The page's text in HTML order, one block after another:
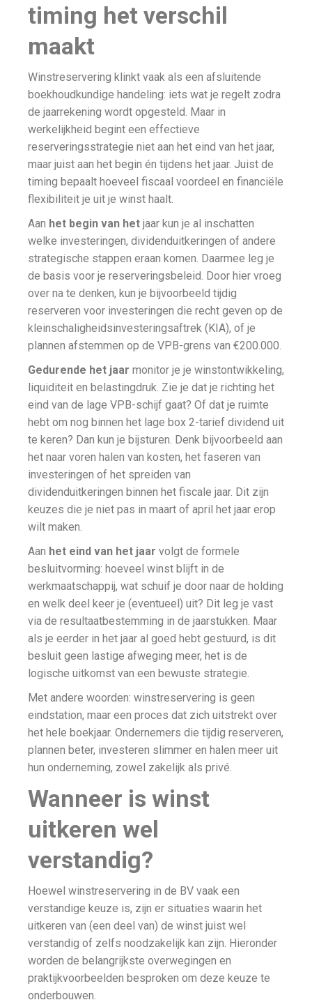
timing het verschil
maakt
Winstreservering klinkt vaak als een afsluitende
boekhoudkundige handeling: iets wat je regelt zodra
de jaarrekening wordt opgesteld. Maar in
werkelijkheid begint een effectieve
reserveringsstrategie niet aan het eind van het jaar,
maar juist aan het begin én tijdens het jaar. Juist de
timing bepaalt hoeveel fiscaal voordeel en financiële
flexibiliteit je uit je winst haalt.
Aan het begin van het jaar kun je al inschatten
welke investeringen, dividenduitkeringen of andere
strategische stappen eraan komen. Daarmee leg je
de basis voor je reserveringsbeleid. Door hier vroeg
over na te denken, kun je bijvoorbeeld tijdig
reserveren voor investeringen die recht geven op de
kleinschaligheidsinvesteringsaftrek (KIA), of je
plannen afstemmen op de VPB-grens van €200.000.
Gedurende het jaar monitor je je winstontwikkeling,
liquiditeit en belastingdruk. Zie je dat je richting het
eind van de lage VPB-schijf gaat? Of dat je ruimte
hebt om nog binnen het lage box 2-tarief dividend uit
te keren? Dan kun je bijsturen. Denk bijvoorbeeld aan
het naar voren halen van kosten, het faseren van
investeringen of het spreiden van
dividenduitkeringen binnen het fiscale jaar. Dit zijn
keuzes die je niet pas in maart of april het jaar erop
wilt maken.
Aan het eind van het jaar volgt de formele
besluitvorming: hoeveel winst blijft in de
werkmaatschappij, wat schuif je door naar de holding
en welk deel keer je (eventueel) uit? Dit leg je vast
via de resultaatbestemming in de jaarstukken. Maar
als je eerder in het jaar al goed hebt gestuurd, is dit
besluit geen lastige afweging meer, het is de
logische uitkomst van een bewuste strategie.
Met andere woorden: winstreservering is geen
eindstation, maar een proces dat zich uitstrekt over
het hele boekjaar. Ondernemers die tijdig reserveren,
plannen beter, investeren slimmer en halen meer uit
hun onderneming, zowel zakelijk als privé.
Wanneer is winst
uitkeren wel
verstandig?
Hoewel winstreservering in de BV vaak een
verstandige keuze is, zijn er situaties waarin het
uitkeren van (een deel van) de winst juist wel
verstandig of zelfs noodzakelijk kan zijn. Hieronder
worden de belangrijkste overwegingen en
praktijkvoorbeelden besproken om deze keuze te
onderbouwen.